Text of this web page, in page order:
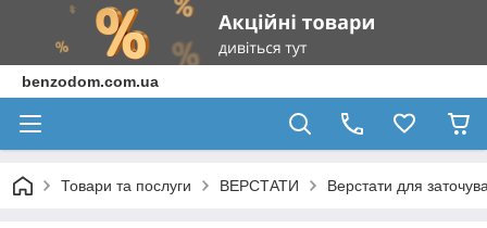
benzodom.com.ua
Товари та послуги ВЕРСТАТИ Верстати для